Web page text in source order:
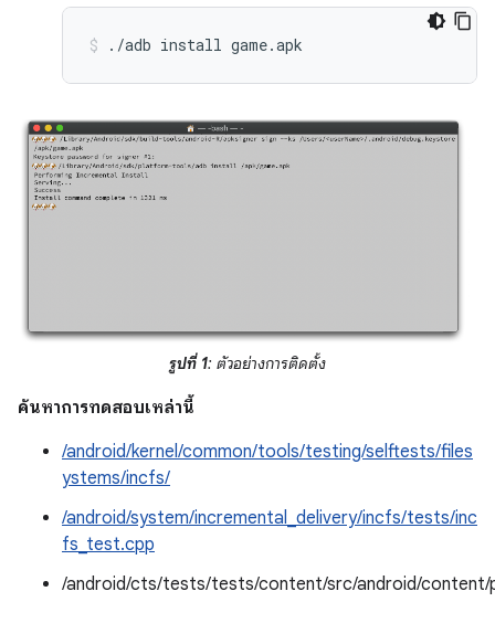
./adb install game.apk
รูปที่ 1: ตัวอย่างการติดตั้ง
ค้นหาการทดสอบเหล่านี้
/android/kernel/common/tools/testing/selftests/files
ystems/incfs/
/android/system/incremental_delivery/incfs/tests/inc
fs_test.cpp
/android/cts/tests/tests/content/src/android/content/